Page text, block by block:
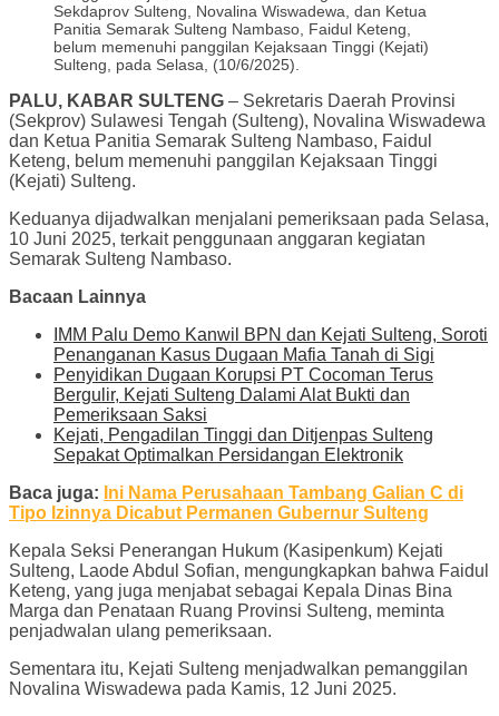
Sekdaprov Sulteng, Novalina Wiswadewa, dan Ketua
Panitia Semarak Sulteng Nambaso, Faidul Keteng,
belum memenuhi panggilan Kejaksaan Tinggi (Kejati)
Sulteng, pada Selasa, (10/6/2025).
PALU, KABAR SULTENG – Sekretaris Daerah Provinsi
(Sekprov) Sulawesi Tengah (Sulteng), Novalina Wiswadewa
dan Ketua Panitia Semarak Sulteng Nambaso, Faidul
Keteng, belum memenuhi panggilan Kejaksaan Tinggi
(Kejati) Sulteng.
Keduanya dijadwalkan menjalani pemeriksaan pada Selasa,
10 Juni 2025, terkait penggunaan anggaran kegiatan
Semarak Sulteng Nambaso.
Bacaan Lainnya
IMM Palu Demo Kanwil BPN dan Kejati Sulteng, Soroti
Penanganan Kasus Dugaan Mafia Tanah di Sigi
Penyidikan Dugaan Korupsi PT Cocoman Terus
Bergulir, Kejati Sulteng Dalami Alat Bukti dan
Pemeriksaan Saksi
Kejati, Pengadilan Tinggi dan Ditjenpas Sulteng
Sepakat Optimalkan Persidangan Elektronik
Baca juga: Ini Nama Perusahaan Tambang Galian C di
Tipo Izinnya Dicabut Permanen Gubernur Sulteng
Kepala Seksi Penerangan Hukum (Kasipenkum) Kejati
Sulteng, Laode Abdul Sofian, mengungkapkan bahwa Faidul
Keteng, yang juga menjabat sebagai Kepala Dinas Bina
Marga dan Penataan Ruang Provinsi Sulteng, meminta
penjadwalan ulang pemeriksaan.
Sementara itu, Kejati Sulteng menjadwalkan pemanggilan
Novalina Wiswadewa pada Kamis, 12 Juni 2025.